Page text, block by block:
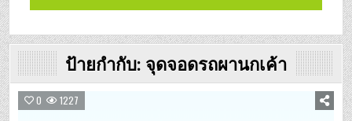
ป้ายกำกับ: จุดจอดรถผานกเค้า
0 1227